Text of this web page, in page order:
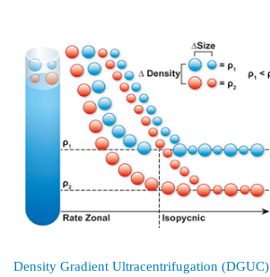
Density Gradient Ultracentrifugation (DGUC)